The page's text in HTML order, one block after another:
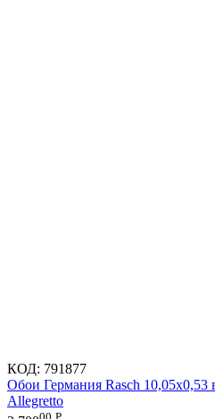
КОД: 791877
Обои Германия Rasch 10,05x0,53
Allegretto
00 Р